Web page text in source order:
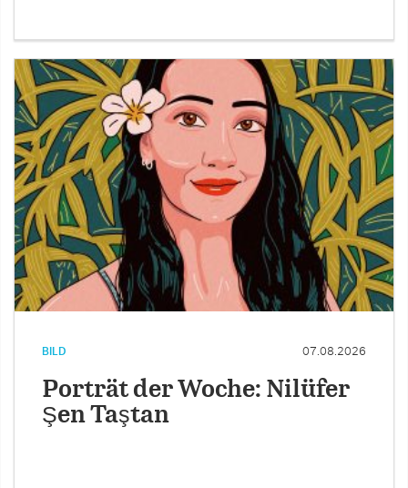
BILD 07.08.2026
Porträt der Woche: Nilüfer
Şen Taştan